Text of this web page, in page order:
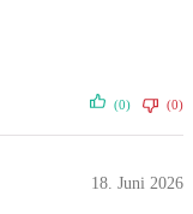
(0) (0)
18. Juni 2026